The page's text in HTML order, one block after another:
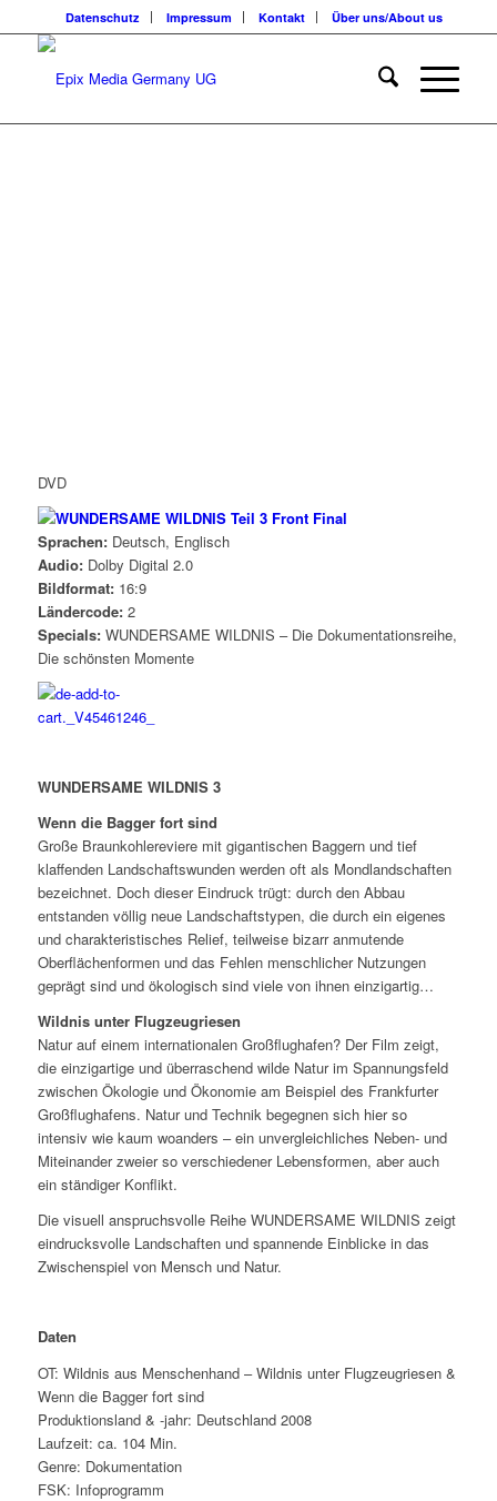
Datenschutz Impressum Kontakt Über uns/About us
DVD
Sprachen: Deutsch, Englisch
Audio: Dolby Digital 2.0
Bildformat: 16:9
Ländercode: 2
Specials: WUNDERSAME WILDNIS – Die Dokumentationsreihe,
Die schönsten Momente
WUNDERSAME WILDNIS 3
Wenn die Bagger fort sind
Große Braunkohlereviere mit gigantischen Baggern und tief
klaffenden Landschaftswunden werden oft als Mondlandschaften
bezeichnet. Doch dieser Eindruck trügt: durch den Abbau
entstanden völlig neue Landschaftstypen, die durch ein eigenes
und charakteristisches Relief, teilweise bizarr anmutende
Oberflächenformen und das Fehlen menschlicher Nutzungen
geprägt sind und ökologisch sind viele von ihnen einzigartig…
Wildnis unter Flugzeugriesen
Natur auf einem internationalen Großflughafen? Der Film zeigt,
die einzigartige und überraschend wilde Natur im Spannungsfeld
zwischen Ökologie und Ökonomie am Beispiel des Frankfurter
Großflughafens. Natur und Technik begegnen sich hier so
intensiv wie kaum woanders – ein unvergleichliches Neben- und
Miteinander zweier so verschiedener Lebensformen, aber auch
ein ständiger Konflikt.
Die visuell anspruchsvolle Reihe WUNDERSAME WILDNIS zeigt
eindrucksvolle Landschaften und spannende Einblicke in das
Zwischenspiel von Mensch und Natur.
Daten
OT: Wildnis aus Menschenhand – Wildnis unter Flugzeugriesen &
Wenn die Bagger fort sind
Produktionsland & -jahr: Deutschland 2008
Laufzeit: ca. 104 Min.
Genre: Dokumentation
FSK: Infoprogramm